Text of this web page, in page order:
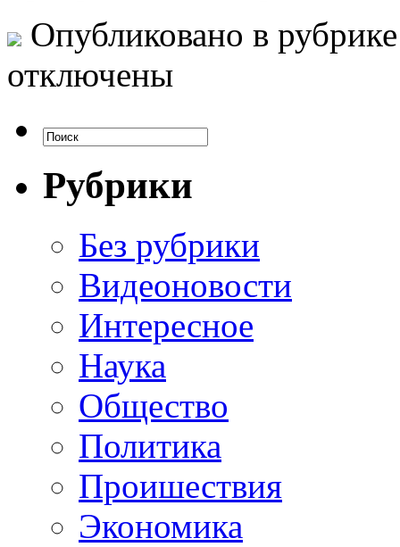
Опубликовано в
отключены
Рубрики
Без рубрики
Видеоновости
Интересное
Наука
Общество
Политика
Проишествия
Экономика